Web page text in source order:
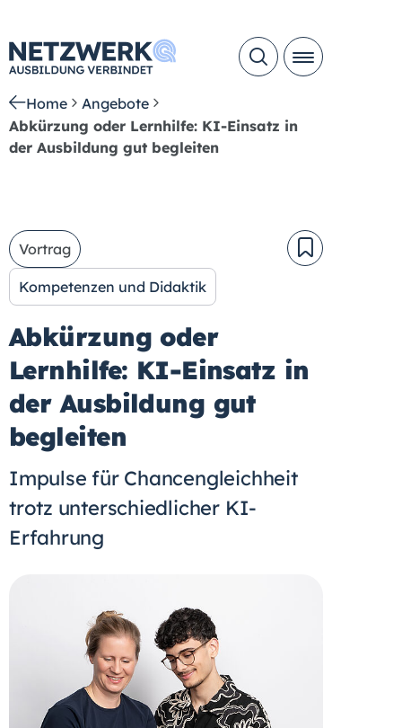
Home
Angebote
Abkürzung oder Lernhilfe: KI-Einsatz in
der Ausbildung gut begleiten
Vortrag
Kompetenzen und Didaktik
Abkürzung oder
Lernhilfe: KI-Einsatz in
der Ausbildung gut
begleiten
Impulse für Chancengleichheit
trotz unterschiedlicher KI-
Erfahrung